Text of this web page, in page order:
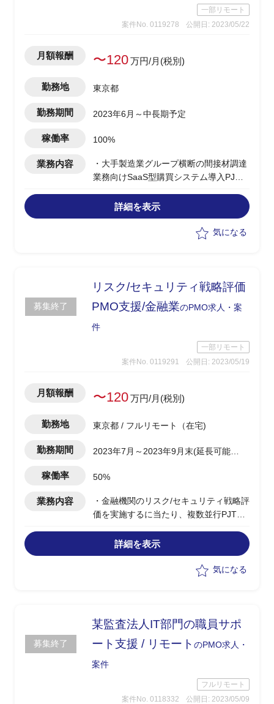
一部リモート
案件No. 0119278
公開日: 2023/05/22
月額報酬 〜120万円/月(税別)
勤務地 東京都
勤務期間 2023年6月～中長期予定
稼働率 100%
業務内容
・大手製造業グループ横断の間接材調達
業務向けSaaS型購買システム導入PJ
ザー作業/取り纏め作業等を支援
・成果物ドキュメントの修正
・購買システムのマスタチェック
詳細を表示
気になる
募集終了
リスク/セキュリティ戦略評価
PMO支援/金融業のPMO求人・案
件
一部リモート
案件No. 0119291
公開日: 2023/05/19
月額報酬 〜120万円/月(税別)
勤務地 東京都 / フルリモート（在宅)
勤務期間
2023年7月～2023年9月末(延長可能性
稼働率 50%
業務内容
・金融機関のリスク/セキュリティ戦略評
価を実施するに当たり、複数並行PJTの
・裏付け資料整理/データ集計/分類/評価
結果取りまとめ支援
詳細を表示
気になる
募集終了
某監査法人IT部門の職員サポ
ート支援 / リモート のPMO求人・
案件
フルリモート
案件No. 0118332
公開日: 2023/05/09